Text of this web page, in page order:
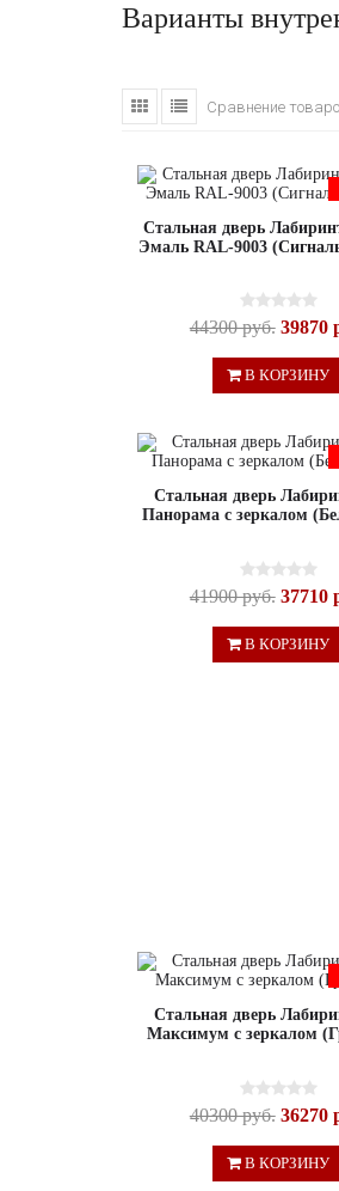
Варианты
Сравнение
Стальная дверь
Эмаль RAL-9003
44300 руб. 39870
В КОРЗИНУ
Стальная дверь
Панорама с зеркалом
41900 руб. 37710
В КОРЗИНУ
Стальная дверь
Максимум с зеркалом
40300 руб. 36270
В КОРЗИНУ